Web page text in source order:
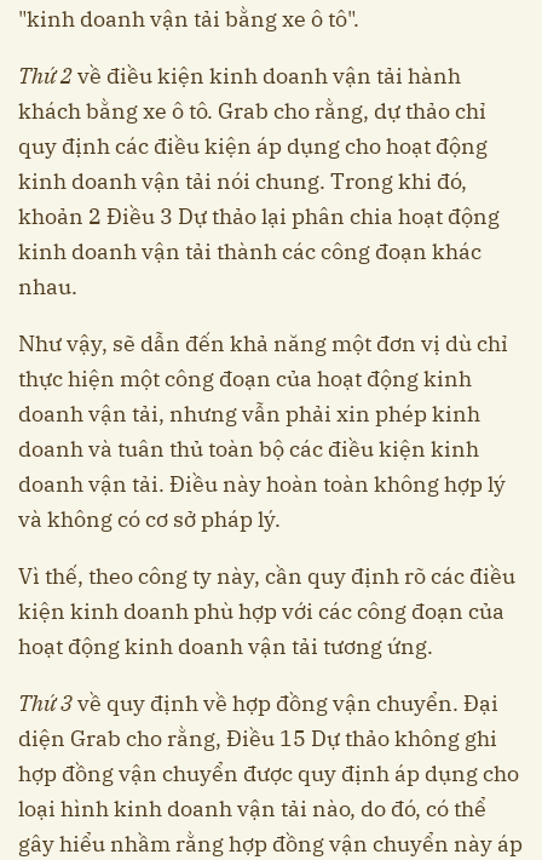
"kinh doanh vận tải bằng xe ô tô".
Thứ 2về điều kiện kinh doanh vận tải hành
khách bằng xe ô tô. Grab cho rằng, dự thảo chỉ
quy định các điều kiện áp dụng cho hoạt động
kinh doanh vận tải nói chung. Trong khi đó,
khoản 2 Điều 3 Dự thảo lại phân chia hoạt động
kinh doanh vận tải thành các công đoạn khác
nhau.
Như vậy, sẽ dẫn đến khả năng một đơn vị dù chỉ
thực hiện một công đoạn của hoạt động kinh
doanh vận tải, nhưng vẫn phải xin phép kinh
doanh và tuân thủ toàn bộ các điều kiện kinh
doanh vận tải. Điều này hoàn toàn không hợp lý
và không có cơ sở pháp lý.
Vì thế, theo công ty này, cần quy định rõ các điều
kiện kinh doanh phù hợp với các công đoạn của
hoạt động kinh doanh vận tải tương ứng.
Thứ 3về quy định về hợp đồng vận chuyển. Đại
diện Grab cho rằng, Điều 15 Dự thảo không ghi
hợp đồng vận chuyển được quy định áp dụng cho
loại hình kinh doanh vận tải nào, do đó, có thể
gây hiểu nhầm rằng hợp đồng vận chuyển này áp